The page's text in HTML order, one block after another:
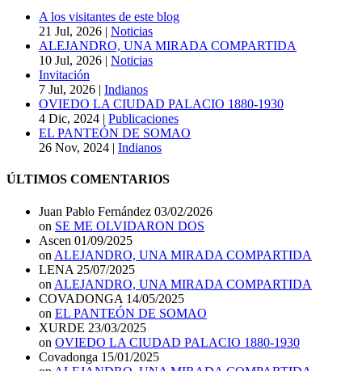
A los visitantes de este blog
21 Jul, 2026 | Noticias
ALEJANDRO, UNA MIRADA COMPARTIDA
10 Jul, 2026 | Noticias
Invitación
7 Jul, 2026 | Indianos
OVIEDO LA CIUDAD PALACIO 1880-1930
4 Dic, 2024 | Publicaciones
EL PANTEÓN DE SOMAO
26 Nov, 2024 | Indianos
ÚLTIMOS COMENTARIOS
Juan Pablo Fernández 03/02/2026
on SE ME OLVIDARON DOS
Ascen 01/09/2025
on ALEJANDRO, UNA MIRADA COMPARTIDA
LENA 25/07/2025
on ALEJANDRO, UNA MIRADA COMPARTIDA
COVADONGA 14/05/2025
on EL PANTEÓN DE SOMAO
XURDE 23/03/2025
on OVIEDO LA CIUDAD PALACIO 1880-1930
Covadonga 15/01/2025